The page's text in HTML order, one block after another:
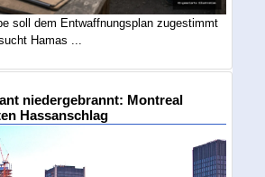
soll dem Entwaffnungsplan zugestimmt
Hamas ...
niedergebrannt: Montreal
Hassanschlag